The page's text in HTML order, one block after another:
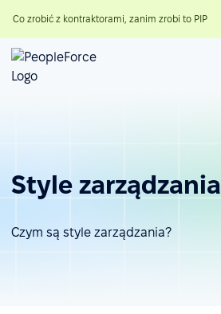
Co zrobić z kontraktorami, zanim zrobi to PIP
Style zarządzania
Czym są style zarządzania?